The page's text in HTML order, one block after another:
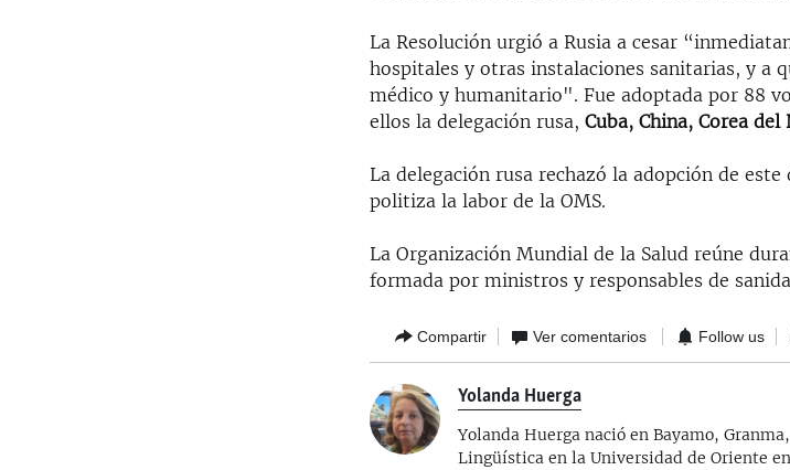
La Resolución urgió a Rusia a cesar
hospitales y otras instalaciones sanitarias, y a
médico y humanitario". Fue adoptada por 88
ellos la delegación rusa, Cuba, China, Corea
La delegación rusa rechazó la adopción de
politiza la labor de la OMS.
La Organización Mundial de la Salud reúne
formada por ministros y responsables de
Compartir Ver comentarios Follow us
Yolanda Huerga
Yolanda Huerga nació en Bayamo,
Lingüística en la Universidad de Oriente